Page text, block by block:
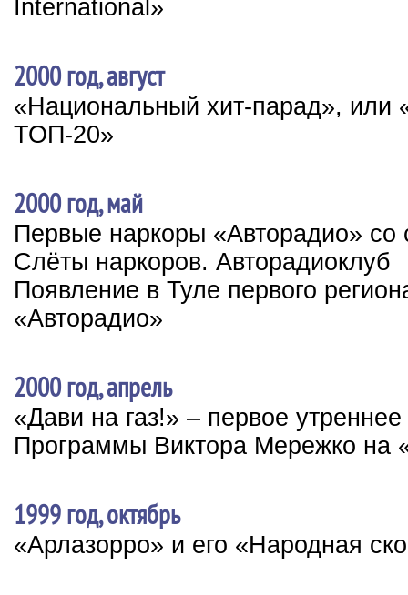
International»
2000 год, август
«Национальный хит-парад», или
ТОП-20»
2000 год, май
Первые наркоры «Авторадио»
Слёты наркоров. Авторадиоклуб
Появление в Туле первого
«Авторадио»
2000 год, апрель
«Дави на газ!» – первое
Программы Виктора Мережко на
1999 год, октябрь
«Арлазорро» и его «Народная